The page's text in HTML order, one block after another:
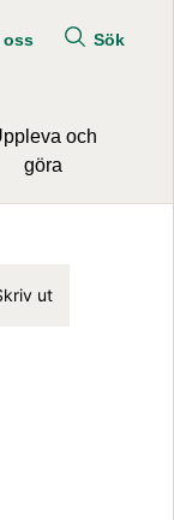
oss Sök
och
göra
ut